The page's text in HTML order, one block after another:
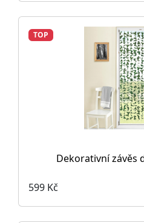
TOP
Dekorativní závěs
599 Kč